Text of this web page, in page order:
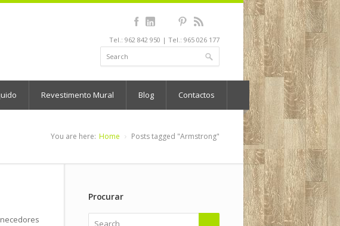
Tel.: 962 842 950 | Tel.: 965 026 177
Revestimento Mural Blog Contactos
You are here: Home Posts tagged "Armstrong"
Procurar